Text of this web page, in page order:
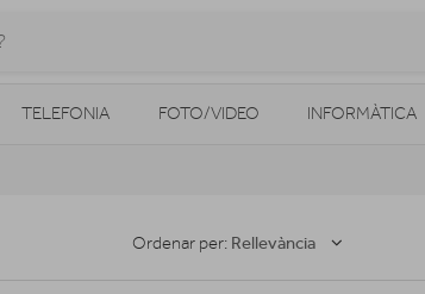
TELEFONIA FOTO/VIDEO INFORMÀTICA
Ordenar per: Rellevància